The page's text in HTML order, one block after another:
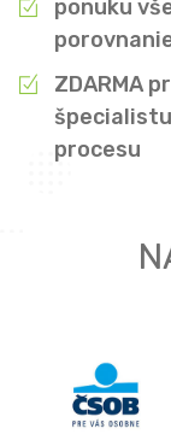
ponuku
ZDARMA
procesu